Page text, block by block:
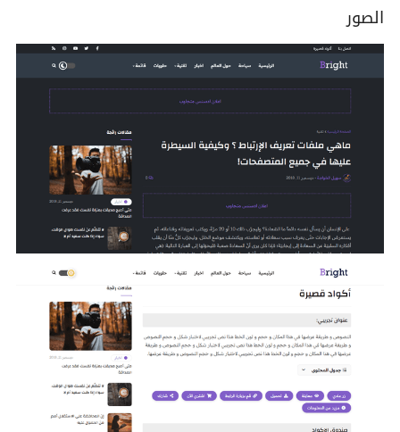
الصور